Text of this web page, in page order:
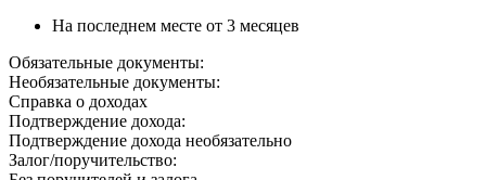
На последнем месте от 3 месяцев
Обязательные документы:
Необязательные документы:
Справка о доходах
Подтверждение дохода:
Подтверждение дохода необязательно
Залог/поручительство: